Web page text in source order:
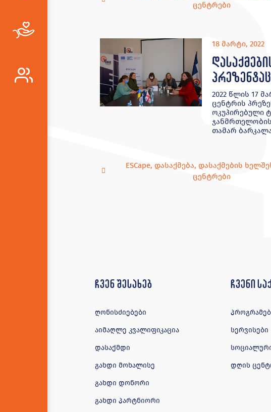
ცენტრები
18 მარტი, 2022
2022 წლის 17
ცენტრის
ოკუპირებული
თამარ
ESCape, დასაქმება, დასაქმების
ცენტრები
ჩვენ შესახებ
ღონისძიებები
აიმაღლე კვალიფიკაცია
დასაქმდი
გახდი მოხალისე
გახდი დონორი
გახდი პარტნიორი
ჩვენი
სერვისები
დღის